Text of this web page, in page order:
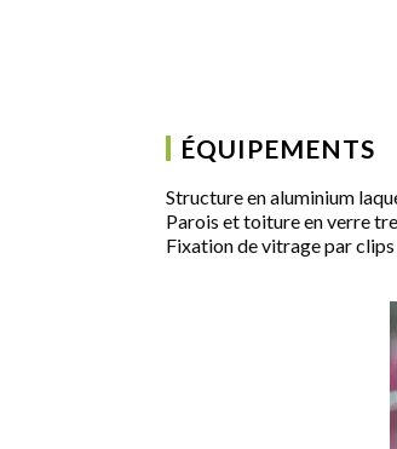
ÉQUIPEMENTS
Structure en aluminium
Parois et toiture en verre
Fixation de vitrage par